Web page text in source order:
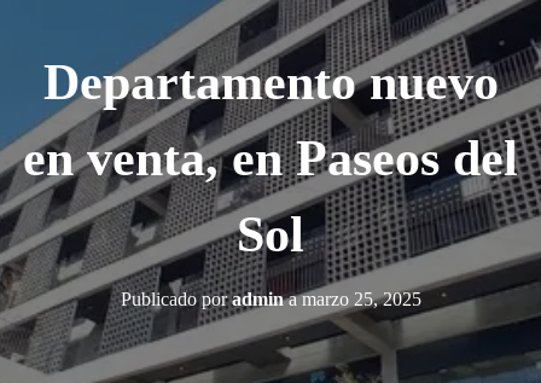
A
R
M
D
O
D
E
N
A
V
Departamento nuevo
en venta, en Paseos del
Sol
Publicado poradminamarzo 25, 2025